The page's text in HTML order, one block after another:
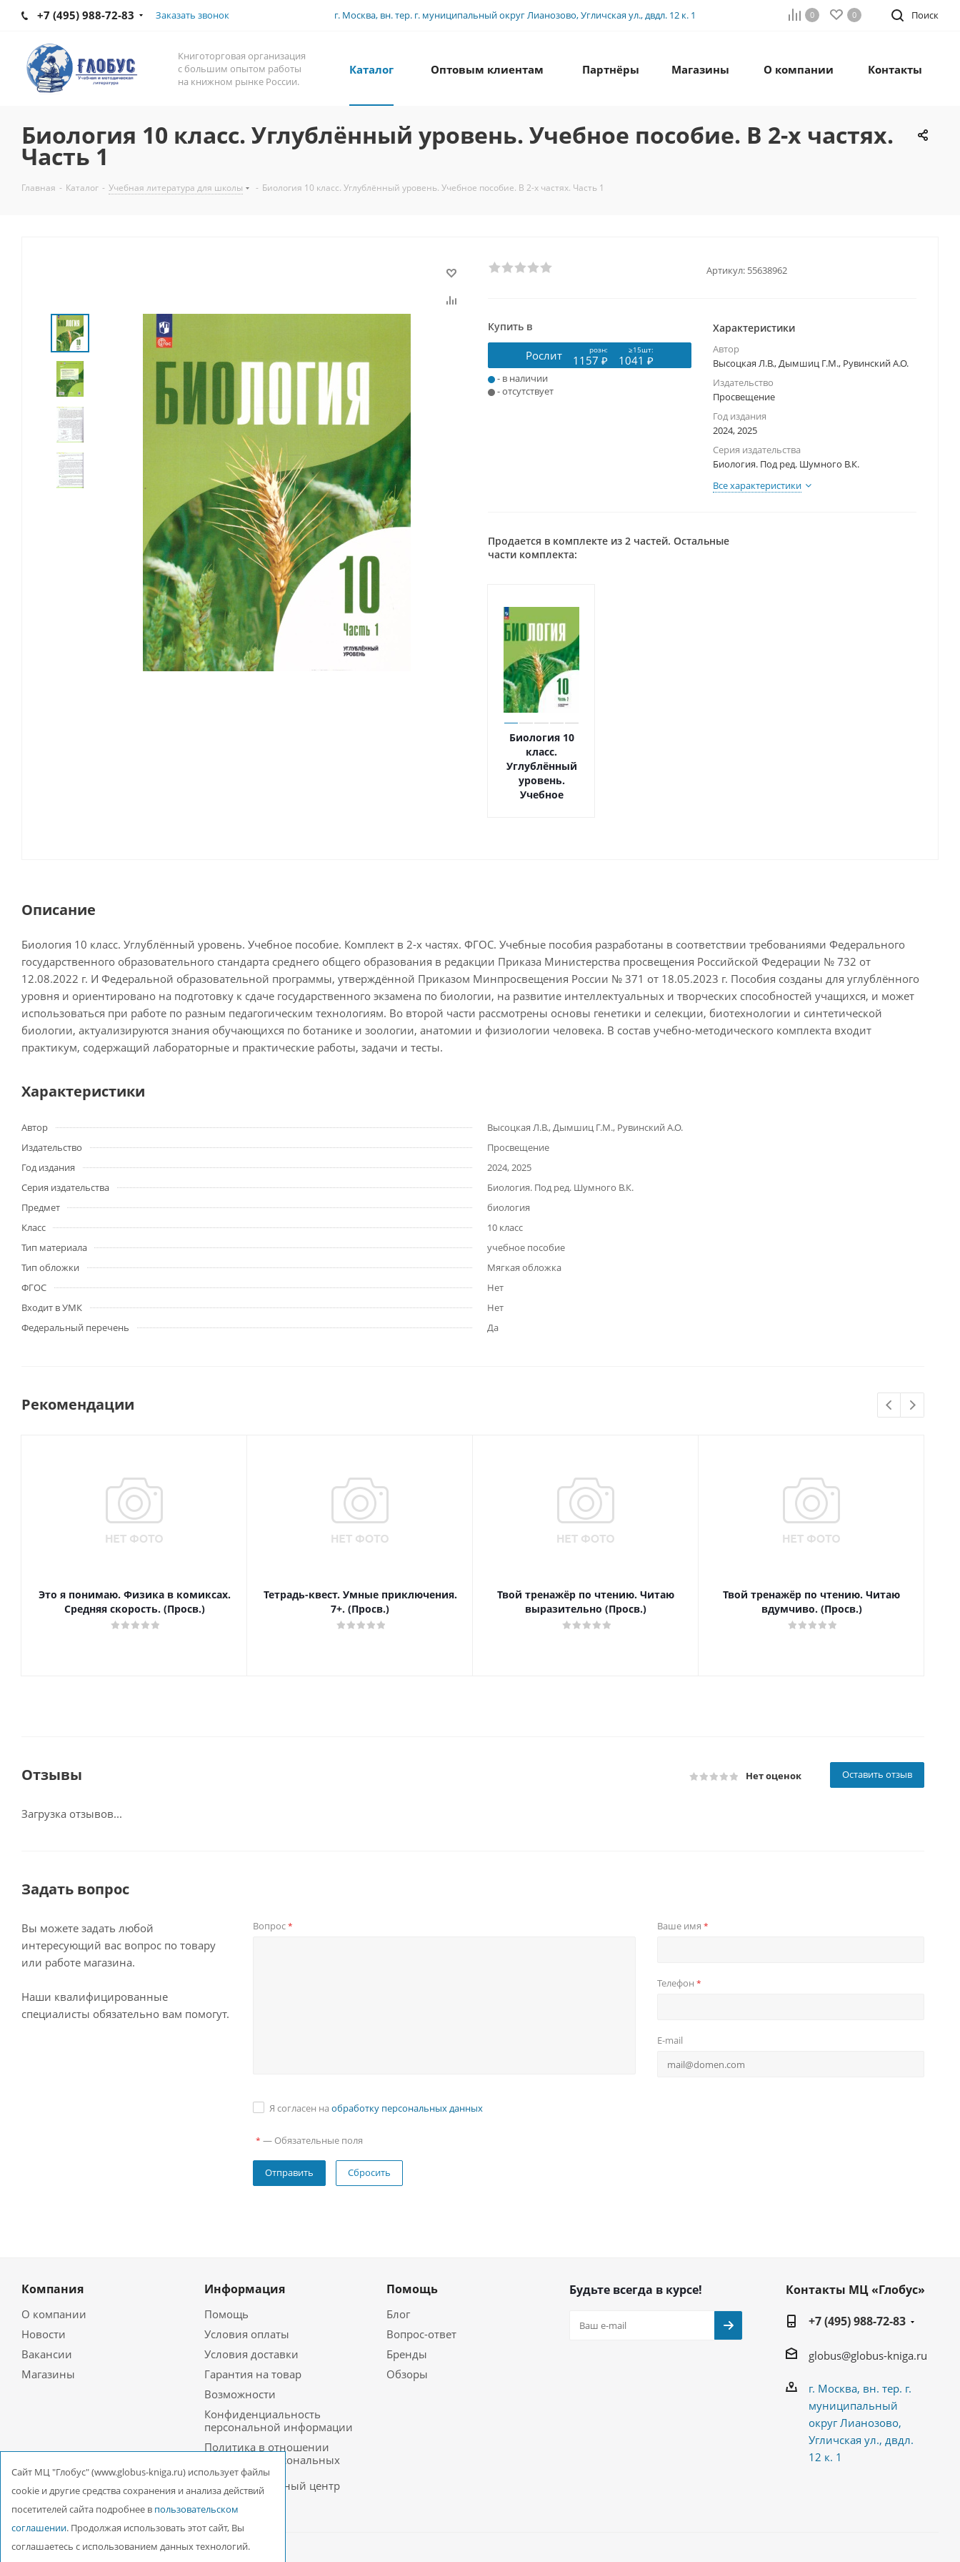
+7 (495) 988-72-83 Заказать звонок г. Москва, вн. тер. г. муниципальный округ Лианозово, Угличская ул., двдл. 12 к. 1 Поиск
0 0
Книготорговая организация
с большим опытом работы
на книжном рынке России.
Каталог Оптовым клиентам Партнёры Магазины О компании Контакты
Биология 10 класс. Углублённый уровень. Учебное пособие. В 2-х частях.
Часть 1
Главная - Каталог - Учебная литература для школы - Биология 10 класс. Углублённый уровень. Учебное пособие. В 2-х частях. Часть 1
Артикул: 55638962
Купить в
Рослит розн: ≥15шт:
1157 ₽ 1041 ₽
- в наличии
- отсутствует
Характеристики
Автор
Высоцкая Л.В., Дымшиц Г.М., Рувинский А.О.
Издательство
Просвещение
Год издания
2024, 2025
Серия издательства
Биология. Под ред. Шумного В.К.
Все характеристики
Продается в комплекте из 2 частей. Остальные
части комплекта:
Биология 10
класс.
Углублённый
уровень.
Учебное
Описание
Биология 10 класс. Углублённый уровень. Учебное пособие. Комплект в 2-х частях. ФГОС. Учебные пособия разработаны в соответствии требованиями Федерального
государственного образовательного стандарта среднего общего образования в редакции Приказа Министерства просвещения Российской Федерации № 732 от
12.08.2022 г. И Федеральной образовательной программы, утверждённой Приказом Минпросвещения России № 371 от 18.05.2023 г. Пособия созданы для углублённого
уровня и ориентировано на подготовку к сдаче государственного экзамена по биологии, на развитие интеллектуальных и творческих способностей учащихся, и может
использоваться при работе по разным педагогическим технологиям. Во второй части рассмотрены основы генетики и селекции, биотехнологии и синтетической
биологии, актуализируются знания обучающихся по ботанике и зоологии, анатомии и физиологии человека. В состав учебно-методического комплекта входит
практикум, содержащий лабораторные и практические работы, задачи и тесты.
Характеристики
Автор
Высоцкая Л.В., Дымшиц Г.М., Рувинский А.О.
Издательство
Просвещение
Год издания
2024, 2025
Серия издательства
Биология. Под ред. Шумного В.К.
Предмет
биология
Класс
10 класс
Тип материала
учебное пособие
Тип обложки
Мягкая обложка
ФГОС
Нет
Входит в УМК
Нет
Федеральный перечень
Да
Рекомендации
Это я понимаю. Физика в комиксах.
Средняя скорость. (Просв.)
Тетрадь-квест. Умные приключения.
7+. (Просв.)
Твой тренажёр по чтению. Читаю
выразительно (Просв.)
Твой тренажёр по чтению. Читаю
вдумчиво. (Просв.)
Отзывы Нет оценок Оставить отзыв
Загрузка отзывов...
Задать вопрос
Вы можете задать любой
интересующий вас вопрос по товару
или работе магазина.
Наши квалифицированные
специалисты обязательно вам помогут.
Вопрос* Ваше имя *
Телефон *
E-mail
Я согласен на обработку персональных данных
* — Обязательные поля
Сбросить
Компания
О компании
Новости
Вакансии
Магазины
Информация
Помощь
Условия оплаты
Условия доставки
Гарантия на товар
Возможности
Конфиденциальность
персональной информации
Политика в отношении
обработки персональных
данных в ООО
Межрегиональный центр
«Глобус»
Помощь
Блог
Вопрос-ответ
Бренды
Обзоры
Будьте всегда в курсе!
Контакты МЦ «Глобус»
+7 (495) 988-72-83
globus@globus-kniga.ru
г. Москва, вн. тер. г.
муниципальный
округ Лианозово,
Угличская ул., двдл.
12 к. 1
Cайт МЦ "Глобус" (www.globus-kniga.ru) использует файлы
cookie и другие средства сохранения и анализа действий
посетителей сайта подробнее в пользовательском
соглашении. Продолжая использовать этот сайт, Вы
соглашаетесь с использованием данных технологий.